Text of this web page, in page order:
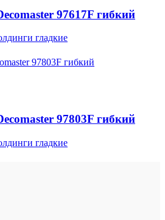
97617F гибкий
гладкие
97803F гибкий
гладкие